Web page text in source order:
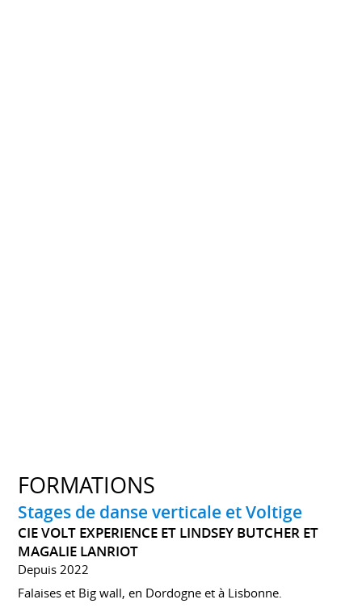
FORMATIONS
Stages de danse verticale et Voltige
CIE VOLT EXPERIENCE ET LINDSEY BUTCHER ET
MAGALIE LANRIOT
Depuis 2022
Falaises et Big wall, en Dordogne et à Lisbonne.